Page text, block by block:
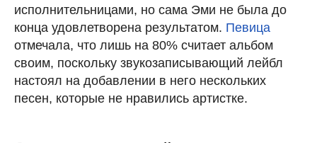
исполнительницами, но сама Эми не была до
конца удовлетворена результатом. Певица
отмечала, что лишь на 80% считает альбом
своим, поскольку звукозаписывающий лейбл
настоял на добавлении в него нескольких
песен, которые не нравились артистке.